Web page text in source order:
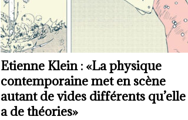
Etienne Klein : «La physique
contemporaine met en scène
autant de vides différents qu’elle
a de théories»